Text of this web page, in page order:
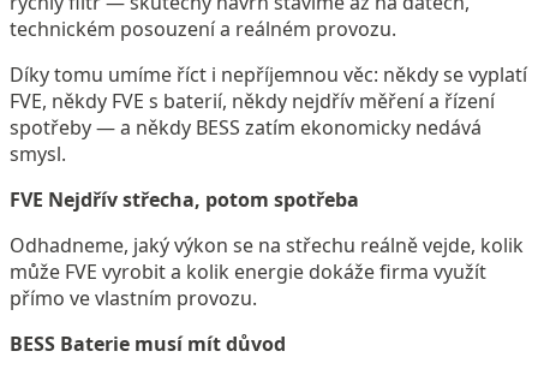
technickém posouzení a reálném provozu.
Díky tomu umíme říct i nepříjemnou věc: někdy se vyplatí
FVE, někdy FVE s baterií, někdy nejdřív měření a řízení
spotřeby — a někdy BESS zatím ekonomicky nedává
smysl.
FVE Nejdřív střecha, potom spotřeba
Odhadneme, jaký výkon se na střechu reálně vejde, kolik
může FVE vyrobit a kolik energie dokáže firma využít
přímo ve vlastním provozu.
BESS Baterie musí mít důvod